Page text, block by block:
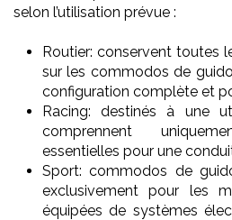
selon l’utilisation prévue :
Routier: conservent toutes
sur les commodos de
configuration complète et
Racing: destinés à une
comprennent
essentielles pour une
Sport: commodos de
exclusivement pour les
équipées de systèmes